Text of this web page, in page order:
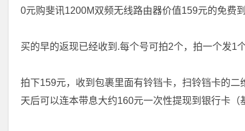
0元购斐讯1200M双频无线路由器价值159元的免费
买的早的返现已经收到.每个号可拍2个，拍一个发1
拍下159元，收到包裹里面有铃铛卡，扫铃铛卡的
天后可以连本带息大约160元一次性提现到银行卡